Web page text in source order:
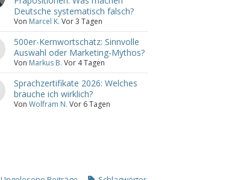
Deutsche systematisch falsch?
Von Marcel K. Vor 3 Tagen
500er-Kernwortschatz: Sinnvolle
Auswahl oder Marketing-Mythos?
Von Markus B. Vor 4 Tagen
Sprachzertifikate 2026: Welches
brauche ich wirklich?
Von Wolfram N. Vor 6 Tagen